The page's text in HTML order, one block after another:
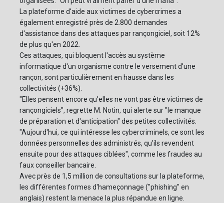
La plateforme d'aide aux victimes de cybercrimes a
également enregistré près de 2.800 demandes
d'assistance dans des attaques par rançongiciel, soit 12%
de plus qu'en 2022.
Ces attaques, qui bloquent l'accès au système
informatique d'un organisme contre le versement d'une
rançon, sont particulièrement en hausse dans les
collectivités (+36%).
"Elles pensent encore qu'elles ne vont pas être victimes de
rançongiciels", regrette M. Notin, qui alerte sur "le manque
de préparation et d'anticipation" des petites collectivités.
"Aujourd'hui, ce qui intéresse les cybercriminels, ce sont les
données personnelles des administrés, qu'ils revendent
ensuite pour des attaques ciblées", comme les fraudes au
faux conseiller bancaire.
Avec près de 1,5 million de consultations sur la plateforme,
les différentes formes d'hameçonnage ("phishing" en
anglais) restent la menace la plus répandue en ligne.